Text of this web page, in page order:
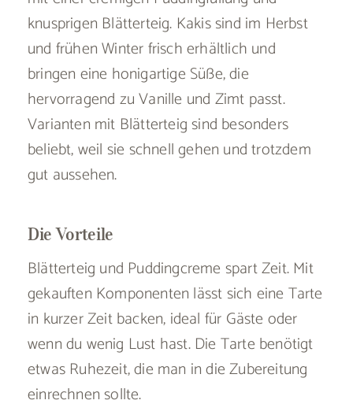
knusprigen Blätterteig. Kakis sind im Herbst
und frühen Winter frisch erhältlich und
bringen eine honigartige Süße, die
hervorragend zu Vanille und Zimt passt.
Varianten mit Blätterteig sind besonders
beliebt, weil sie schnell gehen und trotzdem
gut aussehen.
Die Vorteile
Blätterteig und Puddingcreme spart Zeit. Mit
gekauften Komponenten lässt sich eine Tarte
in kurzer Zeit backen, ideal für Gäste oder
wenn du wenig Lust hast. Die Tarte benötigt
etwas Ruhezeit, die man in die Zubereitung
einrechnen sollte.